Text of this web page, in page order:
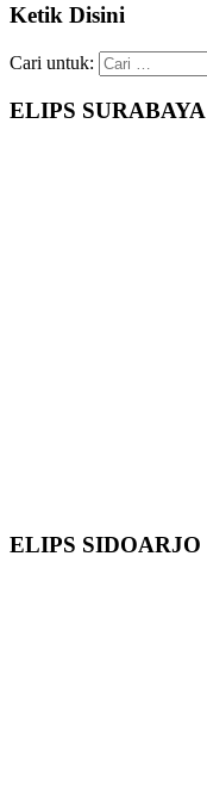
Ketik Disini
Cari untuk:
ELIPS SURABAYA
ELIPS SIDOARJO